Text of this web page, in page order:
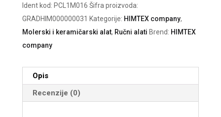
Nit
/72237
količina
Ident kod: PCL1M016 Šifra proizvoda:
GRADHIM000000031 Kategorije: HIMTEX company,
Molerski i keramičarski alat, Ručni alati Brend: HIMTEX
company
Opis
Recenzije (0)